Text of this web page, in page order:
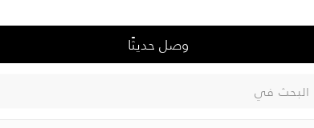
وصل حديثًا
البحث في